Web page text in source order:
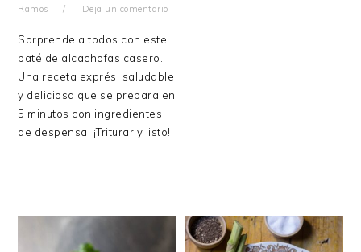
Ramos
Deja un comentario
Sorprende a todos con este
paté de alcachofas casero.
Una receta exprés, saludable
y deliciosa que se prepara en
5 minutos con ingredientes
de despensa. ¡Triturar y listo!